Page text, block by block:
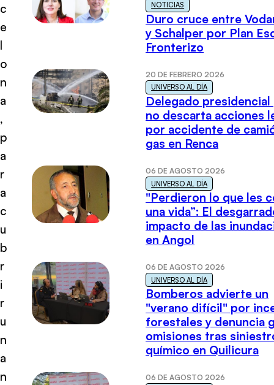
c
e
l
o
n
a
,
p
a
r
a
c
u
b
r
i
r
u
n
a
n
NOTICIAS
Duro cruce entre
y Schalper por Plan
Fronterizo
20 DE FEBRERO 2026
UNIVERSO AL DÍA
Delegado presidencial
no descarta acciones
por accidente de
gas en Renca
06 DE AGOSTO 2026
UNIVERSO AL DÍA
"Perdieron lo que les
una vida”: El
impacto de las
en Angol
06 DE AGOSTO 2026
UNIVERSO AL DÍA
Bomberos advierte un
"verano difícil" por
forestales y denuncia
omisiones tras
químico en Quilicura
06 DE AGOSTO 2026